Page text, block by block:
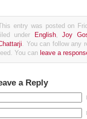
entry was posted on
under
English,Joy
. You can follow any
You can leave a
a Reply